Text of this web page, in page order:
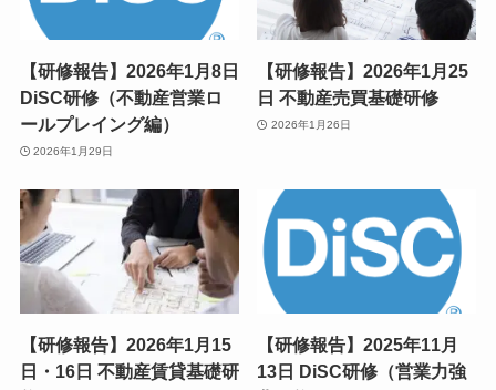
【研修報告】2026年1月8日
DiSC研修（不動産営業ロ
ールプレイング編）
2026年1月29日
【研修報告】2026年1月25
日 不動産売買基礎研修
2026年1月26日
【研修報告】2026年1月15
日・16日 不動産賃貸基礎研
【研修報告】2025年11月
13日 DiSC研修（営業力強